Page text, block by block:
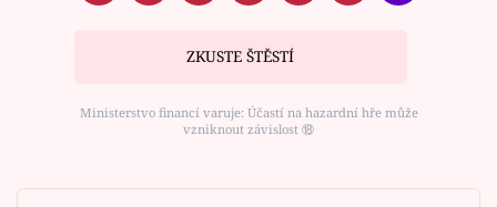
ZKUSTE ŠTĚSTÍ
Ministerstvo financí varuje: Účastí na hazardní hře může
vzniknout závislost ⑱